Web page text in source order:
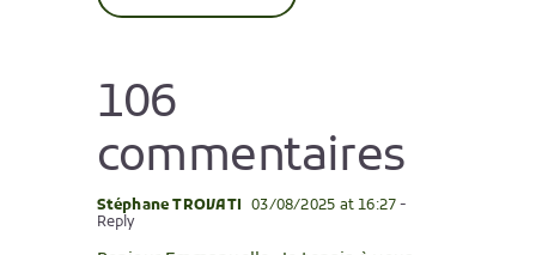
106
commentaires
Stéphane TROVATI 03/08/2025 at 16:27-
Reply